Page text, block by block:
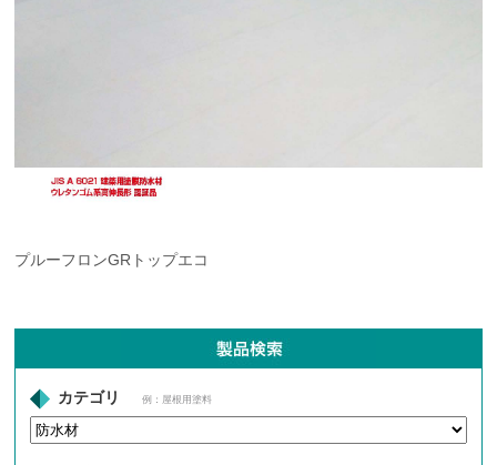
プルーフロンGRトップエコ
カテゴリ 例：屋根用塗料